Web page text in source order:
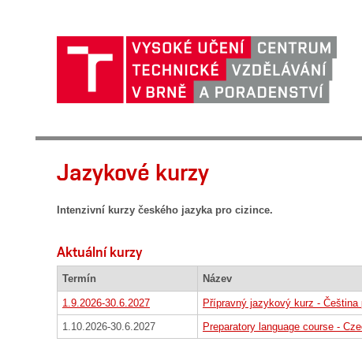
Jazykové kurzy
Intenzivní kurzy českého jazyka pro cizince.
Aktuální kurzy
Termín Název
1.9.2026-30.6.2027 Přípravný jazykový kurz -
1.10.2026-30.6.2027
Preparatory language course -